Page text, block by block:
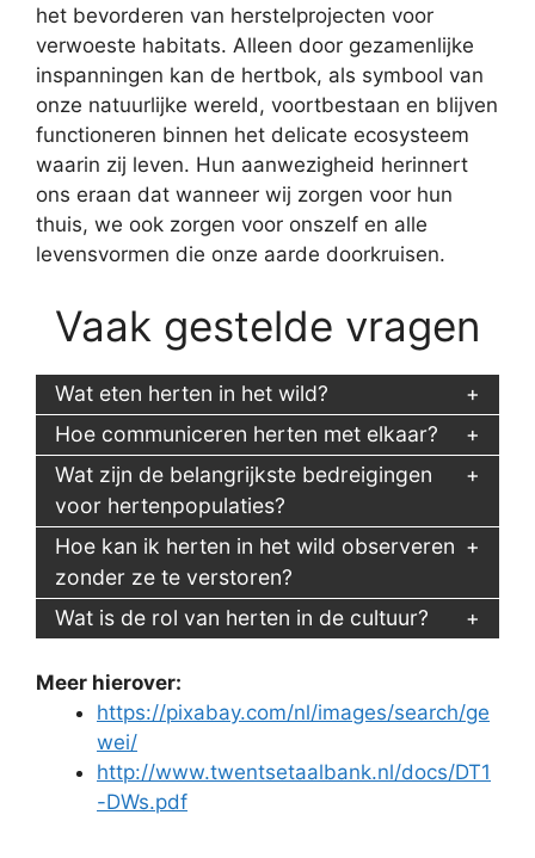
het bevorderen van herstelprojecten voor
verwoeste habitats. Alleen door gezamenlijke
inspanningen kan de hertbok, als symbool van
onze natuurlijke wereld, voortbestaan en blijven
functioneren binnen het delicate ecosysteem
waarin zij leven. Hun aanwezigheid herinnert
ons eraan dat wanneer wij zorgen voor hun
thuis, we ook zorgen voor onszelf en alle
levensvormen die onze aarde doorkruisen.
Vaak gestelde vragen
Wat eten herten in het wild?
Hoe communiceren herten met elkaar?
Wat zijn de belangrijkste bedreigingen
voor hertenpopulaties?
Hoe kan ik herten in het wild observeren
zonder ze te verstoren?
Wat is de rol van herten in de cultuur?
Meer hierover:
https://pixabay.com/nl/images/search/ge
wei/
http://www.twentsetaalbank.nl/docs/DT1
-DWs.pdf